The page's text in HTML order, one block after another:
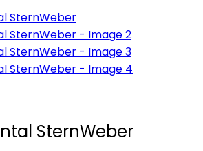
SternWeber